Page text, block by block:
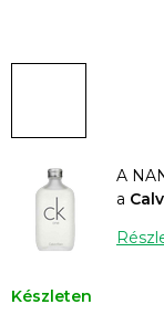
A
a
Készleten